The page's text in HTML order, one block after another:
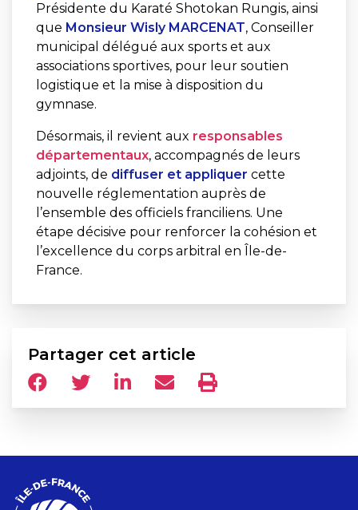
Présidente du Karaté Shotokan Rungis, ainsi
que Monsieur Wisly MARCENAT, Conseiller
municipal délégué aux sports et aux
associations sportives, pour leur soutien
logistique et la mise à disposition du
gymnase.
Désormais, il revient aux responsables
départementaux, accompagnés de leurs
adjoints, de diffuser et appliquer cette
nouvelle réglementation auprès de
l’ensemble des officiels franciliens. Une
étape décisive pour renforcer la cohésion et
l’excellence du corps arbitral en Île-de-
France.
Partager cet article